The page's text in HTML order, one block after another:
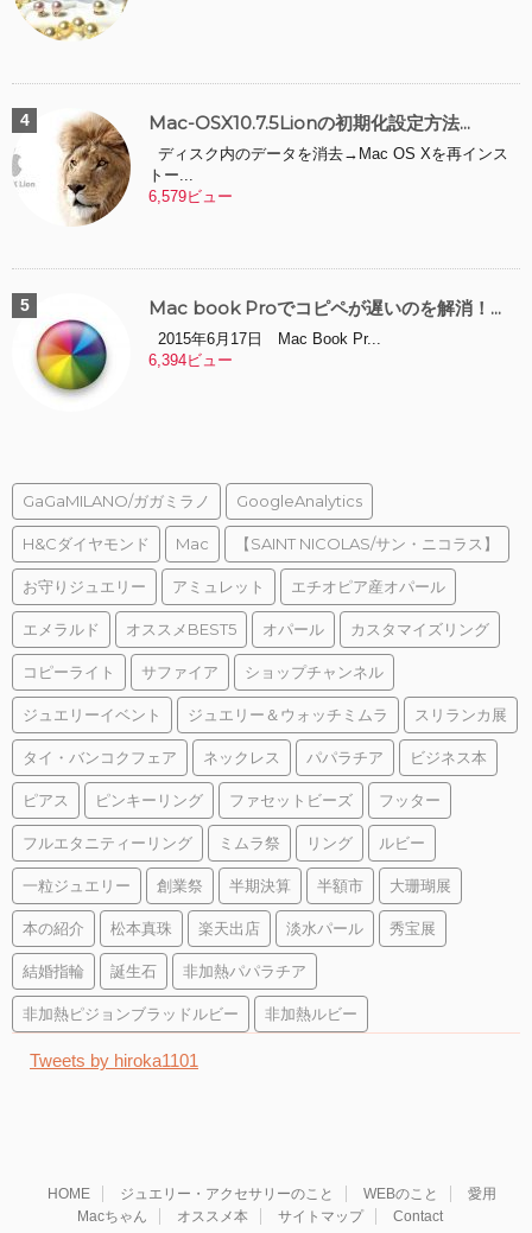
Mac-OSX10.7.5Lionの初期化設定方法...
ディスク内のデータを消去→Mac OS Xを再インス
トー...
6,579ビュー
Mac book Proでコピペが遅いのを解消！...
2015年6月17日 Mac Book Pr...
6,394ビュー
GaGaMILANO/ガガミラノ GoogleAnalytics
H&Cダイヤモンド Mac 【SAINT NICOLAS/サン・ニコラス】
お守りジュエリー アミュレット エチオピア産オパール
エメラルド オススメBEST5 オパール カスタマイズリング
コピーライト サファイア ショップチャンネル
ジュエリーイベント ジュエリー＆ウォッチミムラ スリランカ展
タイ・バンコクフェア ネックレス パパラチア ビジネス本
ピアス ピンキーリング ファセットビーズ フッター
フルエタニティーリング ミムラ祭 リング ルビー
一粒ジュエリー 創業祭 半期決算 半額市 大珊瑚展
本の紹介 松本真珠 楽天出店 淡水パール 秀宝展
結婚指輪 誕生石 非加熱パパラチア
非加熱ピジョンブラッドルビー 非加熱ルビー
Tweets by hiroka1101
HOME ジュエリー・アクセサリーのこと WEBのこと
愛用
Macちゃん
オススメ本 サイトマップ Contact